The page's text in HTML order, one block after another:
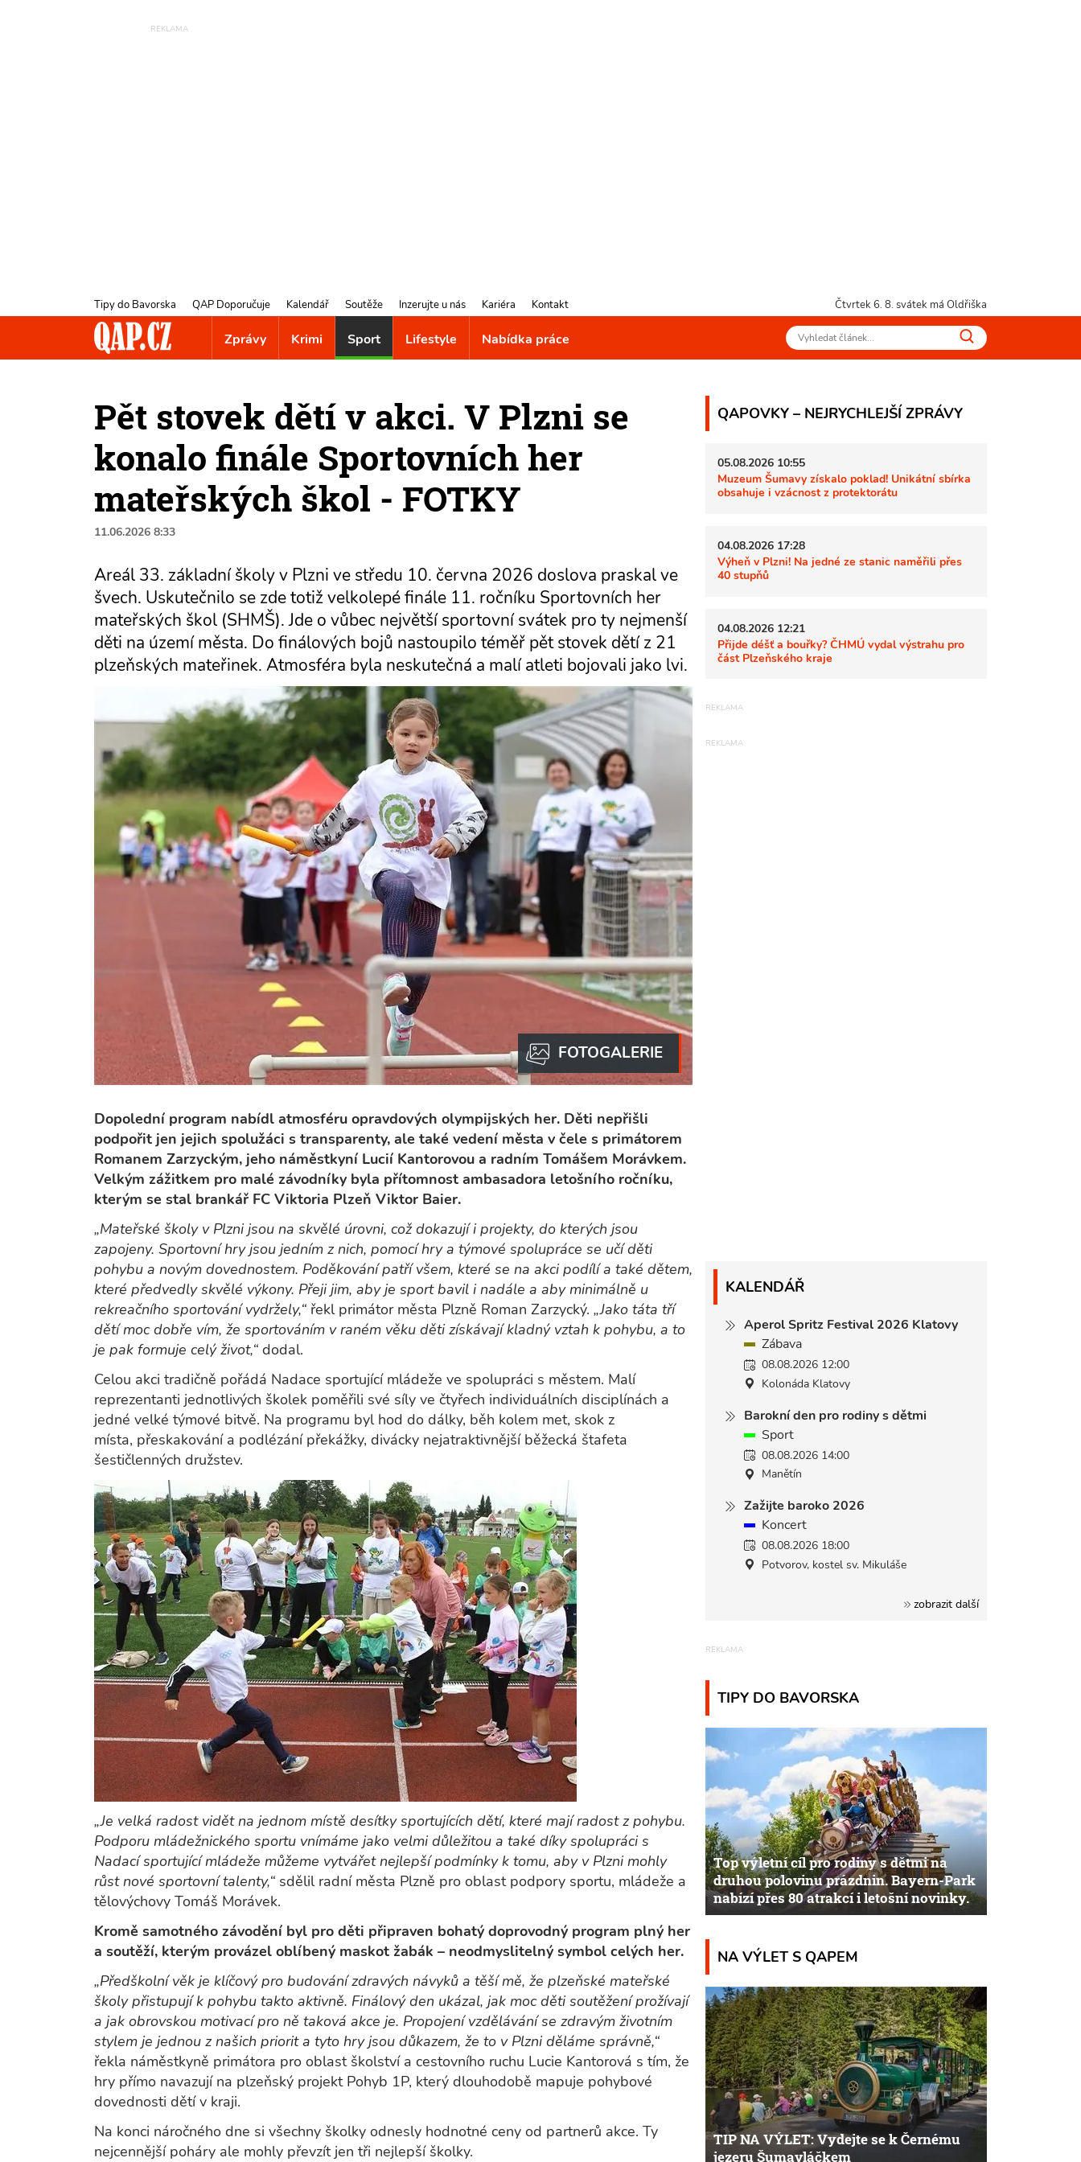
Tipy do Bavorska QAP Doporučuje Kalendář Soutěže Inzerujte u nás Kariéra Kontakt Čtvrtek 6. 8. svátek má Oldřiška
Zprávy Krimi Sport Lifestyle Nabídka práce
Pět stovek dětí v akci. V Plzni se
konalo finále Sportovních her
mateřských škol - FOTKY
11.06.2026 8:33
Areál 33. základní školy v Plzni ve středu 10. června 2026 doslova praskal ve
švech. Uskutečnilo se zde totiž velkolepé finále 11. ročníku Sportovních her
mateřských škol (SHMŠ). Jde o vůbec největší sportovní svátek pro ty nejmenší
děti na území města. Do finálových bojů nastoupilo téměř pět stovek dětí z 21
plzeňských mateřinek. Atmosféra byla neskutečná a malí atleti bojovali jako lvi.
Dopolední program nabídl atmosféru opravdových olympijských her. Děti nepřišli
podpořit jen jejich spolužáci s transparenty, ale také vedení města v čele s primátorem
Romanem Zarzyckým, jeho náměstkyní Lucií Kantorovou a radním Tomášem Morávkem.
Velkým zážitkem pro malé závodníky byla přítomnost ambasadora letošního ročníku,
kterým se stal brankář FC Viktoria Plzeň Viktor Baier.
„Mateřské školy v Plzni jsou na skvělé úrovni, což dokazují i projekty, do kterých jsou
zapojeny. Sportovní hry jsou jedním z nich, pomocí hry a týmové spolupráce se učí děti
pohybu a novým dovednostem. Poděkování patří všem, které se na akci podílí a také dětem,
které předvedly skvělé výkony. Přeji jim, aby je sport bavil i nadále a aby minimálně u
rekreačního sportování vydržely,“ řekl primátor města Plzně Roman Zarzycký. „Jako táta tří
dětí moc dobře vím, že sportováním v raném věku děti získávají kladný vztah k pohybu, a to
je pak formuje celý život,“ dodal.
Celou akci tradičně pořádá Nadace sportující mládeže ve spolupráci s městem. Malí
reprezentanti jednotlivých školek poměřili své síly ve čtyřech individuálních disciplínách a
jedné velké týmové bitvě. Na programu byl hod do dálky, běh kolem met, skok z
místa, přeskakování a podlézání překážky, divácky nejatraktivnější běžecká štafeta
šestičlenných družstev.
„Je velká radost vidět na jednom místě desítky sportujících dětí, které mají radost z pohybu.
Podporu mládežnického sportu vnímáme jako velmi důležitou a také díky spolupráci s
Nadací sportující mládeže můžeme vytvářet nejlepší podmínky k tomu, aby v Plzni mohly
růst nové sportovní talenty,“ sdělil radní města Plzně pro oblast podpory sportu, mládeže a
tělovýchovy Tomáš Morávek.
Kromě samotného závodění byl pro děti připraven bohatý doprovodný program plný her
a soutěží, kterým provázel oblíbený maskot žabák – neodmyslitelný symbol celých her.
„Předškolní věk je klíčový pro budování zdravých návyků a těší mě, že plzeňské mateřské
školy přistupují k pohybu takto aktivně. Finálový den ukázal, jak moc děti soutěžení prožívají
a jak obrovskou motivací pro ně taková akce je. Propojení vzdělávání se zdravým životním
stylem je jednou z našich priorit a tyto hry jsou důkazem, že to v Plzni děláme správně,“
řekla náměstkyně primátora pro oblast školství a cestovního ruchu Lucie Kantorová s tím, že
hry přímo navazují na plzeňský projekt Pohyb 1P, který dlouhodobě mapuje pohybové
dovednosti dětí v kraji.
Na konci náročného dne si všechny školky odnesly hodnotné ceny od partnerů akce. Ty
nejcennější poháry ale mohly převzít jen tři nejlepší školky.
QAPOVKY – NEJRYCHLEJŠÍ ZPRÁVY
05.08.2026 10:55
Muzeum Šumavy získalo poklad! Unikátní sbírka
obsahuje i vzácnost z protektorátu
04.08.2026 17:28
Výheň v Plzni! Na jedné ze stanic naměřili přes
40 stupňů
04.08.2026 12:21
Přijde déšť a bouřky? ČHMÚ vydal výstrahu pro
část Plzeňského kraje
KALENDÁŘ
Aperol Spritz Festival 2026 Klatovy
Zábava
08.08.2026 12:00
Kolonáda Klatovy
Barokní den pro rodiny s dětmi
Sport
08.08.2026 14:00
Manětín
Zažijte baroko 2026
Koncert
08.08.2026 18:00
Potvorov, kostel sv. Mikuláše
zobrazit další
TIPY DO BAVORSKA
Top výletní cíl pro rodiny s dětmi na
druhou polovinu prázdnin. Bayern-Park
nabízí přes 80 atrakcí i letošní novinky.
NA VÝLET S QAPEM
TIP NA VÝLET: Vydejte se k Černému
jezeru Šumavláčkem